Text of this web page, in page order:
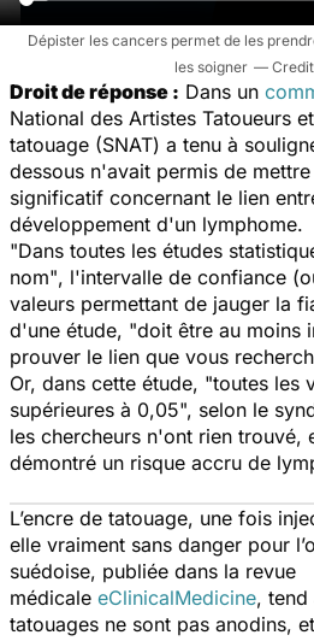
Dépister les cancers permet de les
les soigner
Droit de réponse : Dans un
National des Artistes Tatoueurs
tatouage (SNAT) a tenu à
dessous n'avait permis de
significatif concernant le lien
développement d'un lymphome.
"Dans toutes les études
nom", l'intervalle de confiance
valeurs permettant de jauger la
d'une étude, "doit être au moins
prouver le lien que vous
Or, dans cette étude, "toutes les
supérieures à 0,05", selon le
les chercheurs n'ont rien trouvé,
démontré un risque accru de
L’encre de tatouage, une fois
elle vraiment sans danger pour
suédoise, publiée dans la revue
médicale eClinicalMedicine, tend
tatouages ne sont pas anodins,